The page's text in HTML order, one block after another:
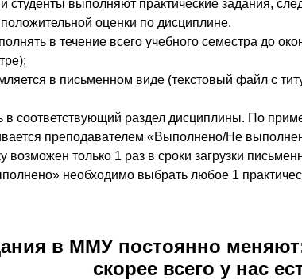
студенты выполняют практические задания,
оценки по дисциплине.
в течение всего учебного семестра до
в письменном виде (текстовый файл с
в соответствующий раздел дисциплины. По
преподавателем «Выполнено/Не
возможен только 1 раз в сроки загрузки
необходимо выбрать любое 1
в ММУ постоянно
скорее всего у нас